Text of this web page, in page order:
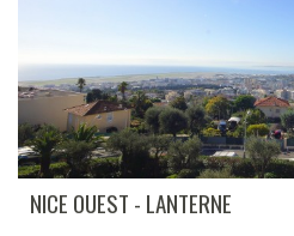
NICE OUEST - LANTERNE